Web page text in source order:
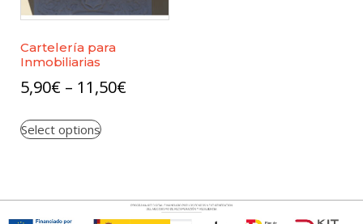
Cartelería para
Inmobiliarias
5,90€ – 11,50€
Select options